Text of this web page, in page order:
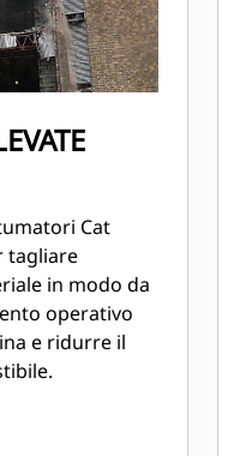
Cat
tagliare
in modo da
operativo
e ridurre il
primario